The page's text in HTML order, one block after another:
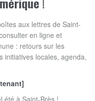
aux lettres de Saint-
en ligne et
: retours sur les
initiatives locales, agenda,